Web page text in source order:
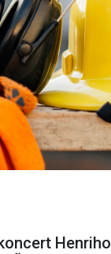
Henriho